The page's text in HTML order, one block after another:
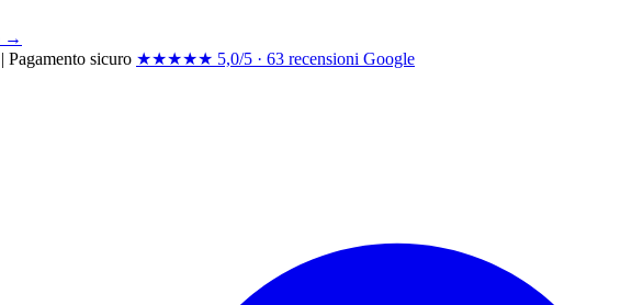
→
| Pagamento sicuro ★★★★★ 5,0/5 · 63 recensioni Google